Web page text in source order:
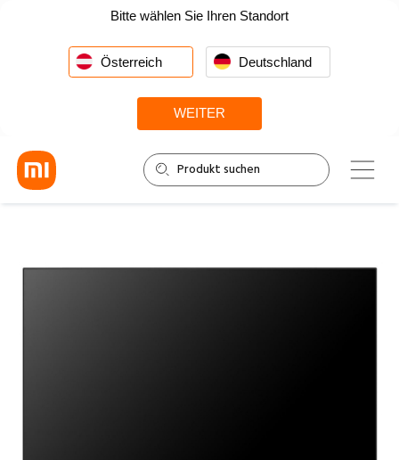
Bitte wählen Sie Ihren Standort
Österreich Deutschland
WEITER